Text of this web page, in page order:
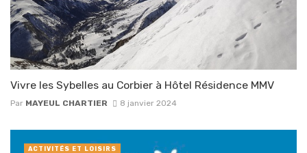
Vivre les Sybelles au Corbier à Hôtel Résidence MMV
Par MAYEUL CHARTIER 8 janvier 2024
ACTIVITÉS ET LOISIRS